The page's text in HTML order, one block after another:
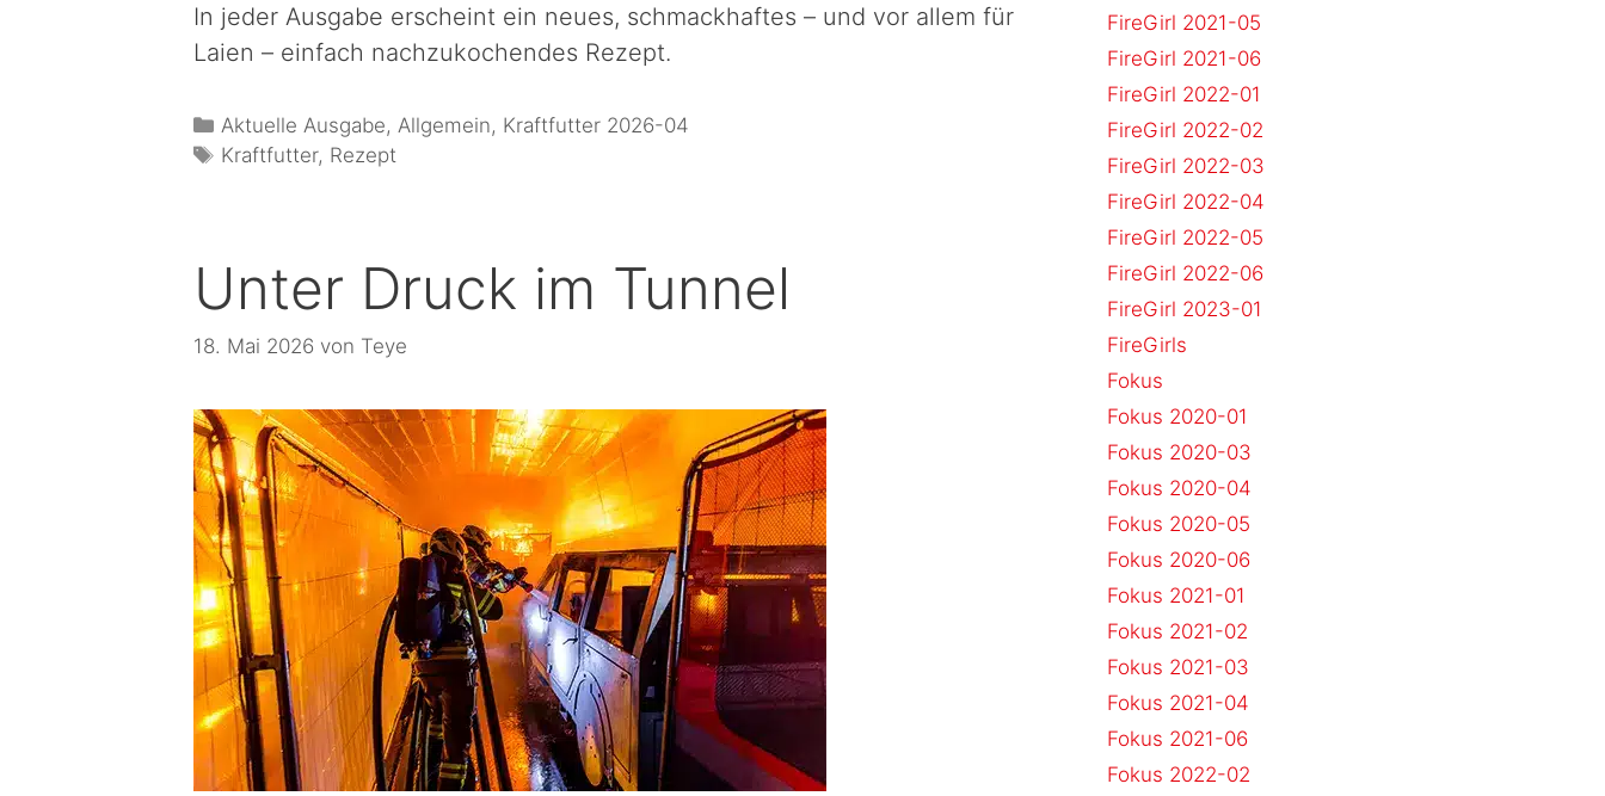
In jeder Ausgabe erscheint ein neues, schmackhaftes – und vor allem für
Laien – einfach nachzukochendes Rezept.
Aktuelle Ausgabe, Allgemein, Kraftfutter 2026-04
Kraftfutter, Rezept
Unter Druck im Tunnel
18. Mai 2026 von Teye
FireGirl 2021-05
FireGirl 2021-06
FireGirl 2022-01
FireGirl 2022-02
FireGirl 2022-03
FireGirl 2022-04
FireGirl 2022-05
FireGirl 2022-06
FireGirl 2023-01
FireGirls
Fokus
Fokus 2020-01
Fokus 2020-03
Fokus 2020-04
Fokus 2020-05
Fokus 2020-06
Fokus 2021-01
Fokus 2021-02
Fokus 2021-03
Fokus 2021-04
Fokus 2021-06
Fokus 2022-02